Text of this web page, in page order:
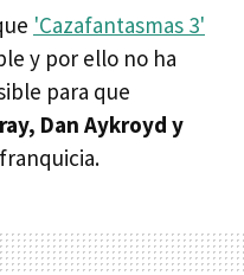
'Cazafantasmas 3'
y por ello no ha
para que
Dan Aykroyd y